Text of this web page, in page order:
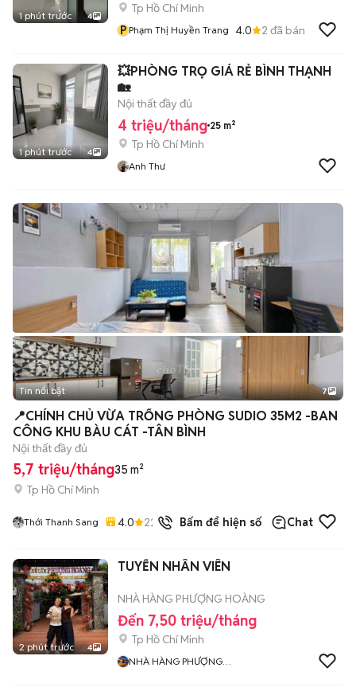
1 phút trước 4
Tp Hồ Chí Minh
P Phạm Thị Huyền Trang 4.0 2 đã bán
1 phút trước 4
💥PHÒNG TRỌ GIÁ RẺ BÌNH THẠNH
🏡
Nội thất đầy đủ
4 triệu/tháng 25 m²
Tp Hồ Chí Minh
Anh Thư
+2
Tin nổi bật 7
📍CHÍNH CHỦ VỪA TRỐNG PHÒNG SUDIO 35M2 -BAN
CÔNG KHU BÀU CÁT -TÂN BÌNH
Nội thất đầy đủ
5,7 triệu/tháng35 m²
Tp Hồ Chí Minh
Thới Thanh Sang 4.0 22 đã bánBấm để hiện số Chat
2 phút trước 4
TUYỂN NHÂN VIÊN
NHÀ HÀNG PHƯỢNG HOÀNG
Đến 7,50 triệu/tháng
Tp Hồ Chí Minh
NHÀ HÀNG PHƯỢNG